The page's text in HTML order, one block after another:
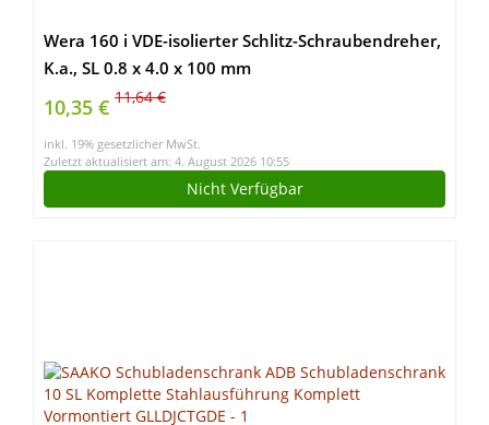
Wera 160 i VDE-isolierter Schlitz-Schraubendreher,
K.a., SL 0.8 x 4.0 x 100 mm
10,35 € 11,64 €
inkl. 19% gesetzlicher MwSt.
Zuletzt aktualisiert am: 4. August 2026 10:55
Nicht Verfügbar